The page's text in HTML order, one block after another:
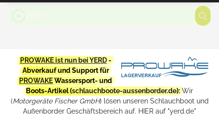
PROWAKE ist nun bei YERD-
Abverkauf und Support für
PROWAKEWassersport- und
Boots-Artikel (schlauchboote-aussenborder.de): Wir
(Motorgeräte Fischer GmbH) lösen unseren Schlauchboot und
Außenborder Geschäftsbereich auf. HIER auf "yerd.de"